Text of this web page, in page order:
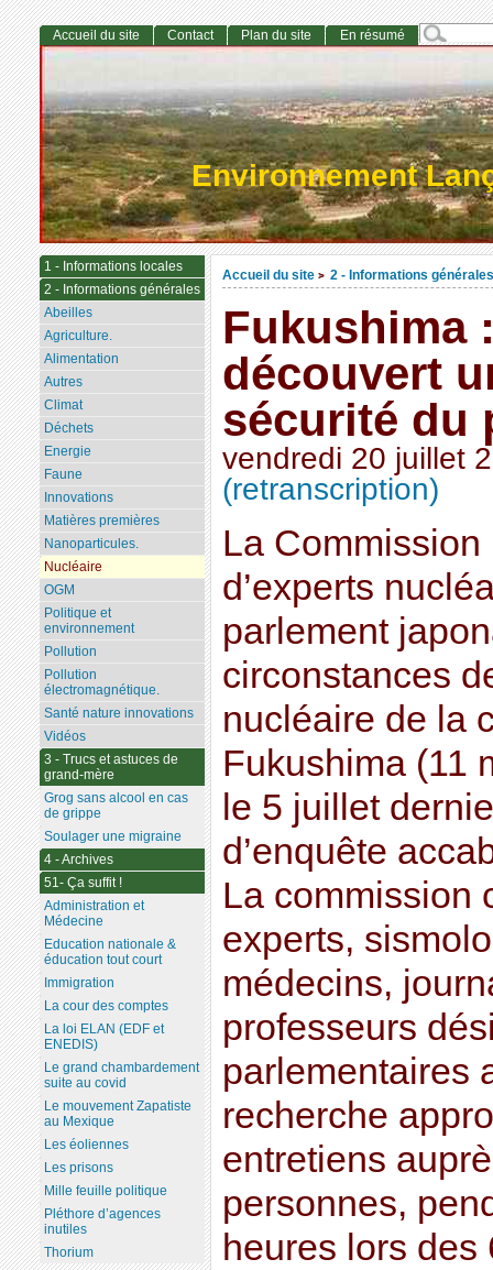
Environnement
Accueil du site > 2 - Informations générales
Fukushima
découvert
sécurité du
vendredi 20 juillet
(retranscription)
La
d’experts
parlement
circonstances
nucléaire de la
Fukushima (11
le 5 juillet
d’enquête
La commission
experts,
médecins,
professeurs
parlementaires
recherche
entretiens
personnes,
heures lors
Accueil du site Contact Plan du site En résumé
1 - Informations locales
2 - Informations générales
Abeilles
Agriculture.
Alimentation
Autres
Climat
Déchets
Energie
Faune
Innovations
Matières premières
Nanoparticules.
Nucléaire
OGM
Politique et
environnement
Pollution
Pollution
électromagnétique.
Santé nature innovations
Vidéos
3 - Trucs et astuces de
grand-mère
Grog sans alcool en cas
de grippe
Soulager une migraine
4 - Archives
51- Ça suffit !
Administration et
Médecine
Education nationale &
éducation tout court
Immigration
La cour des comptes
La loi ELAN (EDF et
ENEDIS)
Le grand chambardement
suite au covid
Le mouvement Zapatiste
au Mexique
Les éoliennes
Les prisons
Mille feuille politique
Pléthore d’agences
inutiles
Thorium